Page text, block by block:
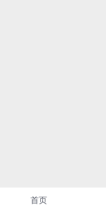
首页